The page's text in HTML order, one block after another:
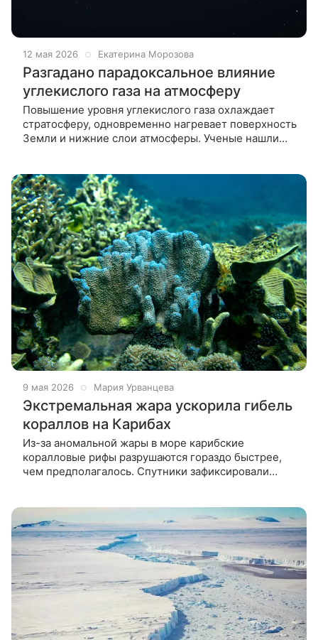
12 мая 2026 Екатерина Морозова
Разгадано парадоксальное влияние
углекислого газа на атмосферу
Повышение уровня углекислого газа охлаждает
стратосферу, одновременно нагревает поверхность
Земли и нижние слои атмосферы. Ученые нашли
9 мая 2026 Мария Урванцева
Экстремальная жара ускорила гибель
кораллов на Карибах
Из-за аномальной жары в море карибские
коралловые рифы разрушаются гораздо быстрее,
чем предполагалось. Спутники зафиксировали